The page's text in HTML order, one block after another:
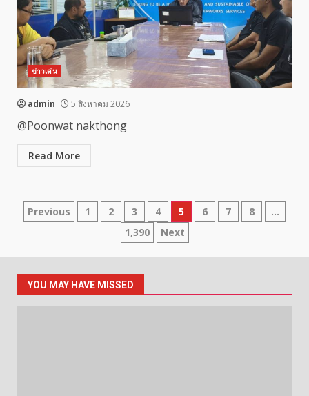
ข่าวเด่น
admin 5 สิงหาคม 2026
@Poonwat nakthong
Read More
Posts
Previous 1 2 3 4 5 6 7 8
…
1,390
Next
YOU MAY HAVE MISSED